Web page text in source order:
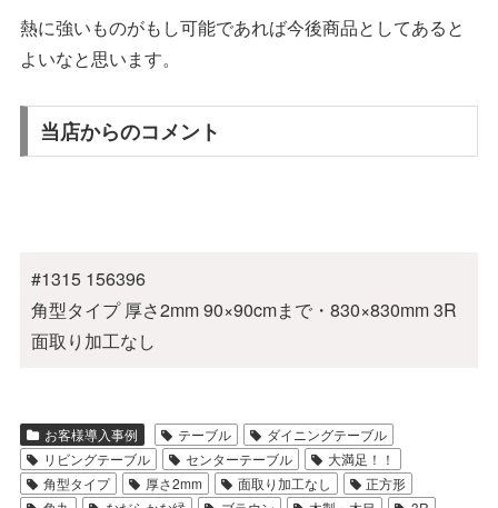
熱に強いものがもし可能であれば今後商品としてあると
よいなと思います。
当店からのコメント
#1315 156396
角型タイプ 厚さ2mm 90×90cmまで・830×830mm 3R
面取り加工なし
お客様導入事例 テーブル
ダイニングテーブル
リビングテーブル
センターテーブル
大満足！！
角型タイプ
厚さ2mm 面取り加工なし
正方形